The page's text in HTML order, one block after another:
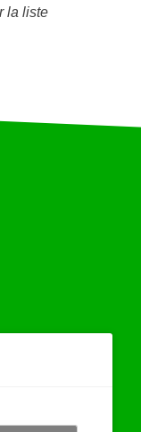
la liste